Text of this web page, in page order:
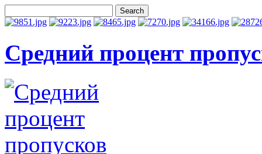
Средний процент